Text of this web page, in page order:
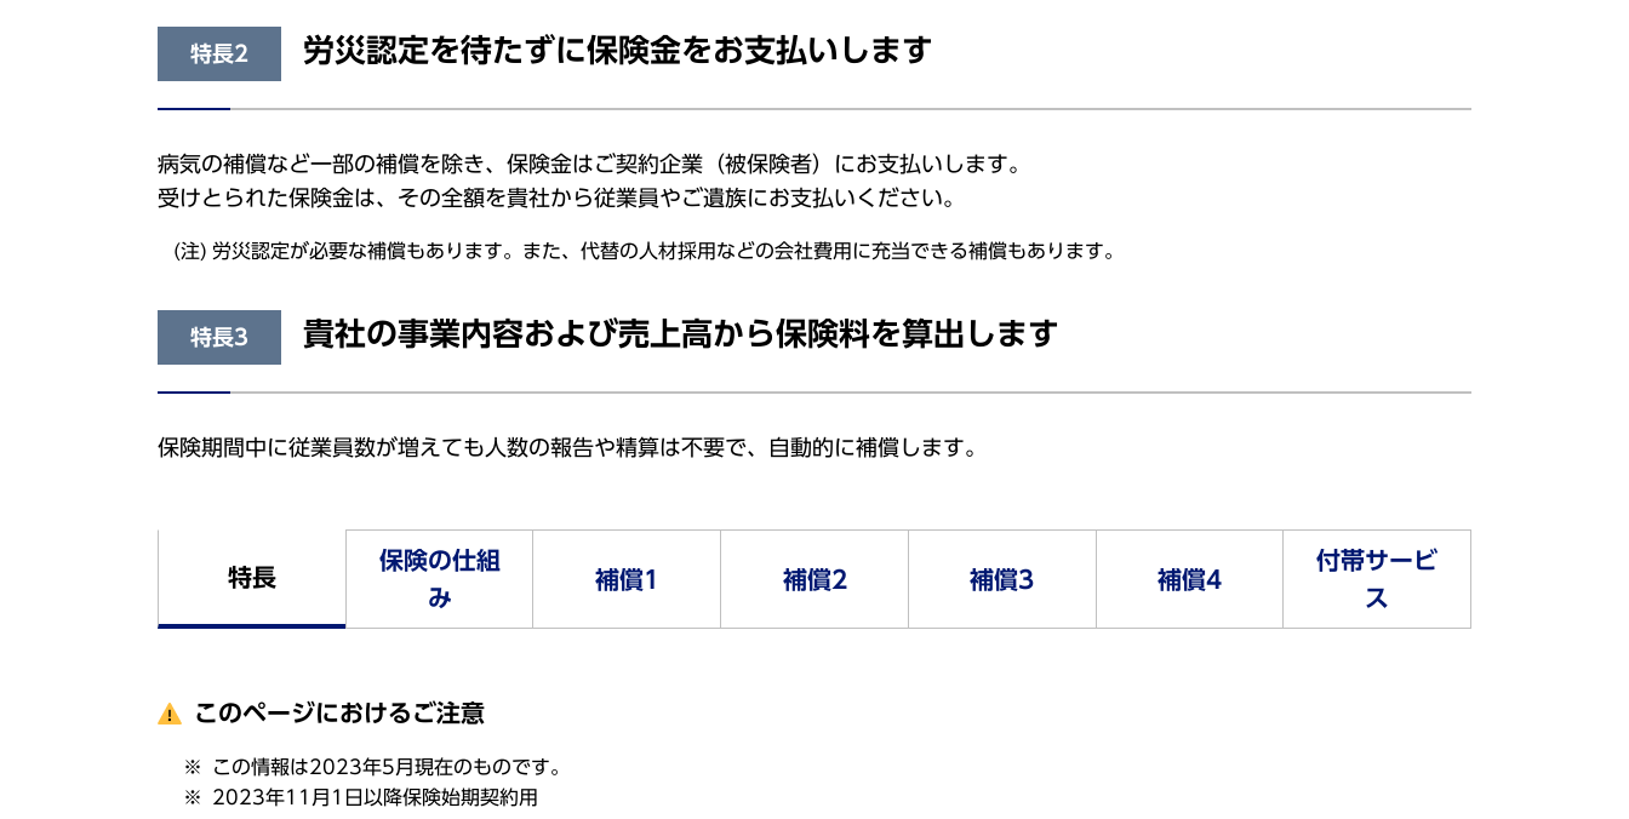
特長2 労災認定を待たずに保険金をお支払いします
病気の補償など一部の補償を除き、保険金はご契約企業（被保険者）にお支払いします。
受けとられた保険金は、その全額を貴社から従業員やご遺族にお支払いください。
労災認定が必要な補償もあります。また、代替の人材採用などの会社費用に充当できる補償もあります。
特長3 貴社の事業内容および売上高から保険料を算出します
保険期間中に従業員数が増えても人数の報告や精算は不要で、自動的に補償します。
特長
保険の仕組
み
補償1 補償2 補償3 補償4
付帯サービ
ス
このページにおけるご注意
この情報は2023年5月現在のものです。
2023年11月1日以降保険始期契約用